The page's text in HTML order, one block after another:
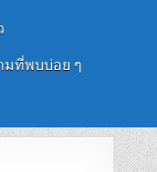
มที่พบบ่อย ๆ